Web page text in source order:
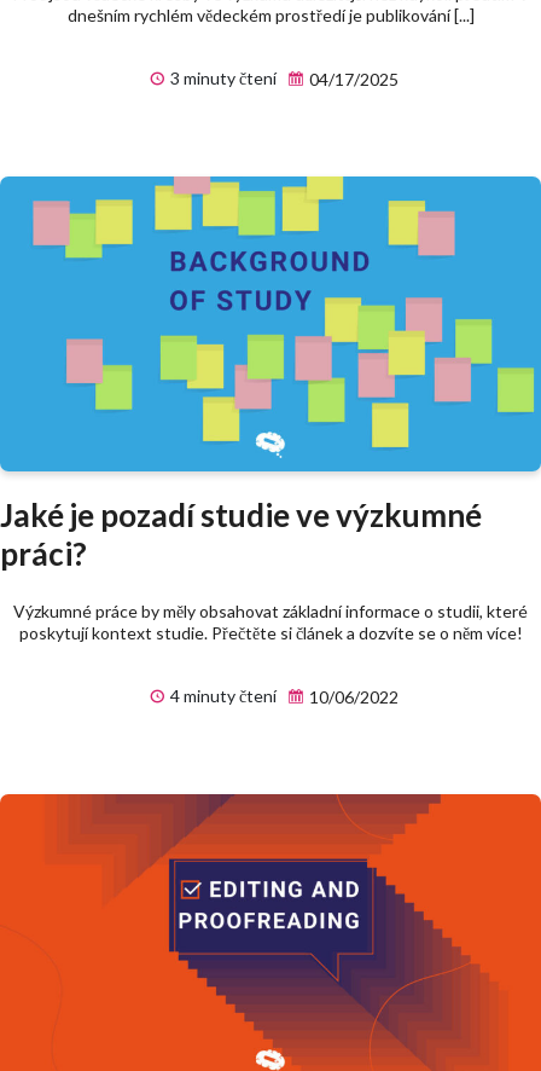
dnešním rychlém vědeckém prostředí je publikování [...]
3 minuty čtení 04/17/2025
Jaké je pozadí studie ve výzkumné
práci?
Výzkumné práce by měly obsahovat základní informace o studii, které
poskytují kontext studie. Přečtěte si článek a dozvíte se o něm více!
4 minuty čtení 10/06/2022